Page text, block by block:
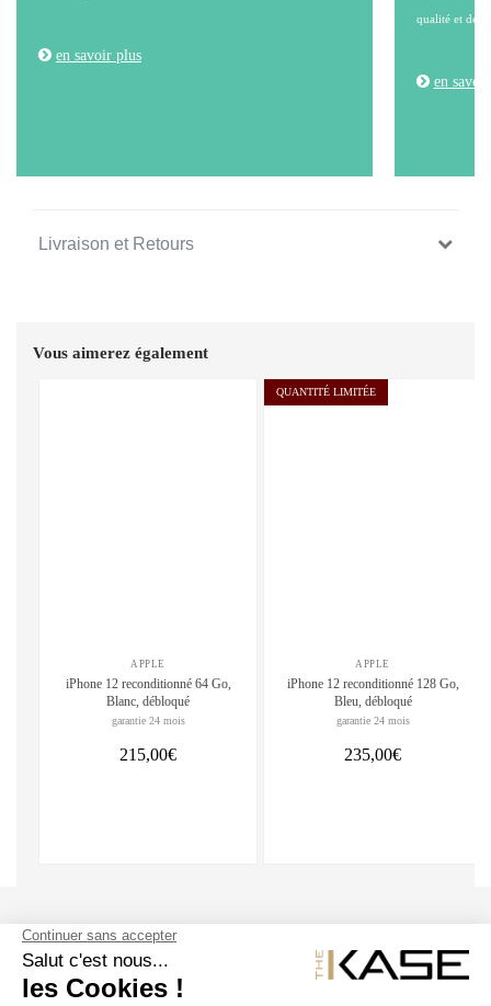
en savoir plus
qualité et de
en
Livraison et Retours
Vous aimerez également
APPLE
iPhone 12 reconditionné 64 Go,
Blanc, débloqué
garantie 24 mois
215,00€
QUANTITÉ LIMITÉE
APPLE
iPhone 12 reconditionné 128 Go,
Bleu, débloqué
garantie 24 mois
235,00€